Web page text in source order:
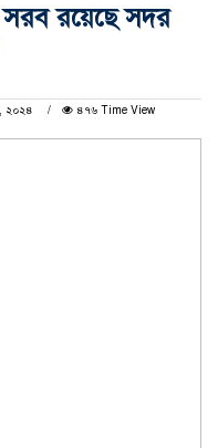
সরব রয়েছে সদর
২০২৪
৪৭৬ Time View